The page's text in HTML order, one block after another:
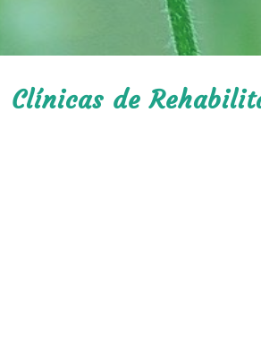
Clínicas de